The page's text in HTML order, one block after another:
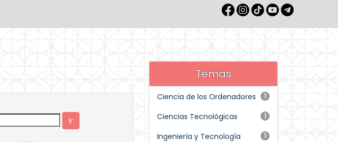
Temas
1
Ciencia de los Ordenadores
1
Ciencias Tecnológicas
1
Ingeniería y Tecnología